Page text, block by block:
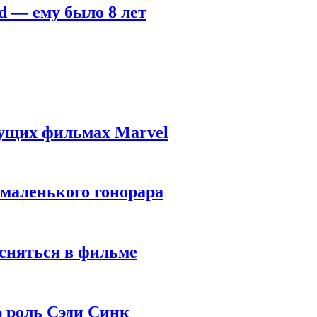
— ему было 8 лет
фильмах Marvel
гонорара
в фильме
роль Сэди Синк